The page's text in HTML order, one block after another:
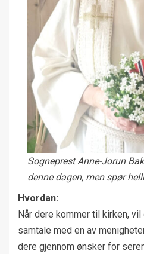
Sogneprest Anne-Jorun
denne dagen, men spør
Hvordan:
Når dere kommer til kirken,
samtale med en av
dere gjennom ønsker for